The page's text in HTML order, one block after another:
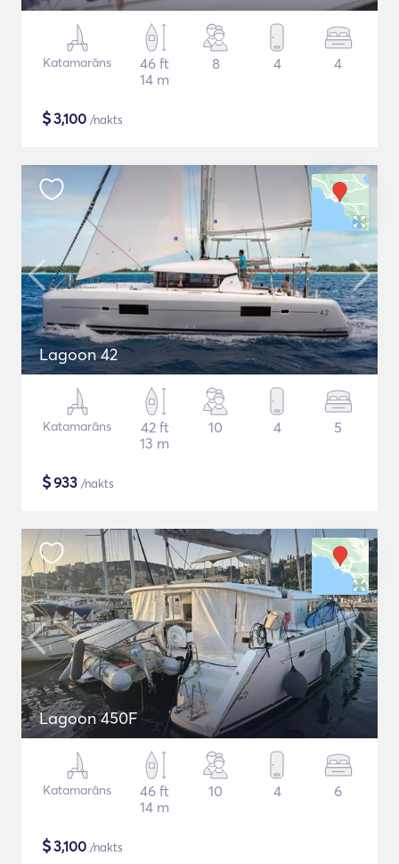
Katamarāns
46 ft
14 m
8 4 4
$3,100 /nakts
Lagoon 42
Katamarāns
42 ft
13 m
10 4 5
$933 /nakts
Lagoon 450F
Katamarāns
46 ft
14 m
10 4 6
$3,100 /nakts